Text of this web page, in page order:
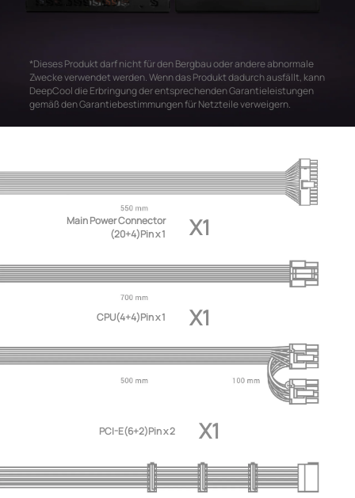
*Dieses Produkt darf nicht für den Bergbau oder andere abnormale
Zwecke verwendet werden. Wenn das Produkt dadurch ausfällt, kann
DeepCool die Erbringung der entsprechenden Garantieleistungen
gemäß den Garantiebestimmungen für Netzteile verweigern.
Main Power Connector
(20+4)Pin x 1
X1
CPU(4+4)Pin x 1 X1
PCI-E(6+2)Pin x 2 X1